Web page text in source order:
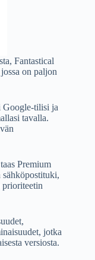
Fantastical
on paljon
Google-tilisi ja
tavalla.
Premium
sähköpostituki,
prioriteetin
jotka
versiosta.